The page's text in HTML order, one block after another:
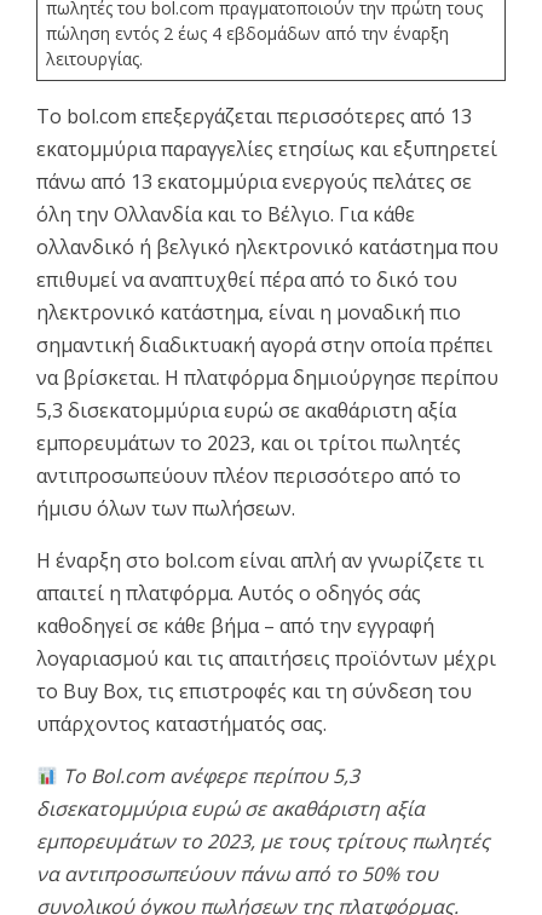
πωλητές του bol.com πραγματοποιούν την πρώτη τους
πώληση εντός 2 έως 4 εβδομάδων από την έναρξη
λειτουργίας.
Το bol.com επεξεργάζεται περισσότερες από 13
εκατομμύρια παραγγελίες ετησίως και εξυπηρετεί
πάνω από 13 εκατομμύρια ενεργούς πελάτες σε
όλη την Ολλανδία και το Βέλγιο. Για κάθε
ολλανδικό ή βελγικό ηλεκτρονικό κατάστημα που
επιθυμεί να αναπτυχθεί πέρα από το δικό του
ηλεκτρονικό κατάστημα, είναι η μοναδική πιο
σημαντική διαδικτυακή αγορά στην οποία πρέπει
να βρίσκεται. Η πλατφόρμα δημιούργησε περίπου
5,3 δισεκατομμύρια ευρώ σε ακαθάριστη αξία
εμπορευμάτων το 2023, και οι τρίτοι πωλητές
αντιπροσωπεύουν πλέον περισσότερο από το
ήμισυ όλων των πωλήσεων.
Η έναρξη στο bol.com είναι απλή αν γνωρίζετε τι
απαιτεί η πλατφόρμα. Αυτός ο οδηγός σάς
καθοδηγεί σε κάθε βήμα – από την εγγραφή
λογαριασμού και τις απαιτήσεις προϊόντων μέχρι
το Buy Box, τις επιστροφές και τη σύνδεση του
υπάρχοντος καταστήματός σας.
Το Bol.com ανέφερε περίπου 5,3
δισεκατομμύρια ευρώ σε ακαθάριστη αξία
εμπορευμάτων το 2023, με τους τρίτους πωλητές
να αντιπροσωπεύουν πάνω από το 50% του
συνολικού όγκου πωλήσεων της πλατφόρμας.